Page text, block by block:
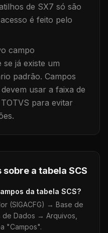
de SX7 só são
é feito pelo
campo
já existe um
padrão. Campos
usar a faixa de
para evitar
a tabela SCS
da tabela SCS?
(SIGACFG) → Base de
Dados → Arquivos,
"Campos".